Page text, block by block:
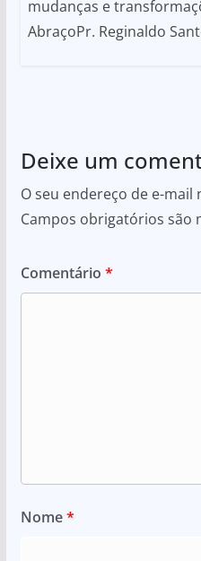
mudanças e
AbraçoPr. Reginaldo
Deixe um
O seu endereço de e-mail
Campos obrigatórios são
Comentário *
Nome*